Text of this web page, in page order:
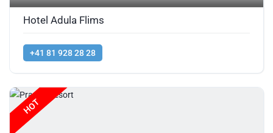
Hotel Adula Flims
+41 81 928 28 28
HOT